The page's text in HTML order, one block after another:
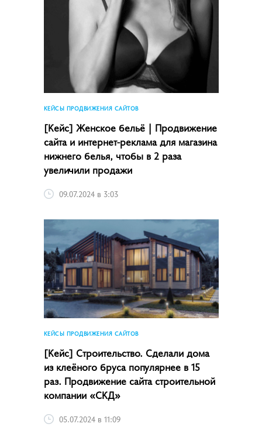
КЕЙСЫ ПРОДВИЖЕНИЯ САЙТОВ
[Кейс] Женское бельё | Продвижение
сайта и интернет-реклама для магазина
нижнего белья, чтобы в 2 раза
увеличили продажи
09.07.2024 в 3:03
КЕЙСЫ ПРОДВИЖЕНИЯ САЙТОВ
[Кейс] Строительство. Сделали дома
из клеёного бруса популярнее в 15
раз. Продвижение сайта строительной
компании «СКД»
05.07.2024 в 11:09